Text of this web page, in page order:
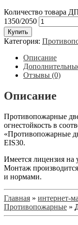
Количество товара
1350/2050
Купить
Категория:
Описание
Отзывы (0)
Описание
Противопожарные
огнестойкость в
«Противопожарные
EIS30.
Имеется лицензия на
Монтаж
и нормами.
Главная » интернет-
Противопожарные »